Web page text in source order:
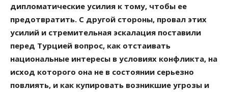
дипломатические усилия к тому, чтобы ее
предотвратить. С другой стороны, провал этих
усилий и стремительная эскалация поставили
перед Турцией вопрос, как отстаивать
национальные интересы в условиях конфликта, на
исход которого она не в состоянии серьезно
повлиять, и как купировать возникшие угрозы и